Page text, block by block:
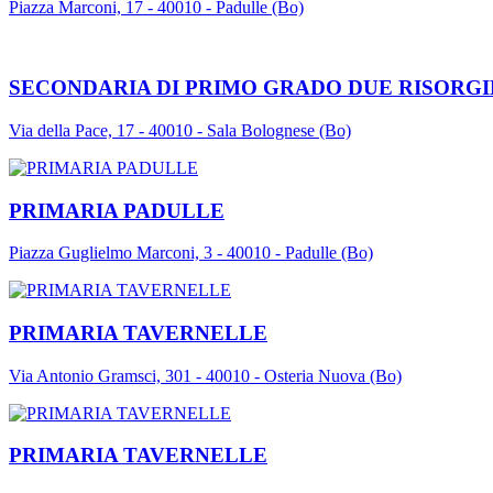
Piazza Marconi, 17 - 40010 - Padulle (Bo)
SECONDARIA DI PRIMO GRADO DUE
Via della Pace, 17 - 40010 - Sala Bolognese (Bo)
PRIMARIA PADULLE
Piazza Guglielmo Marconi, 3 - 40010 - Padulle (Bo)
PRIMARIA TAVERNELLE
Via Antonio Gramsci, 301 - 40010 - Osteria Nuova (Bo)
PRIMARIA TAVERNELLE